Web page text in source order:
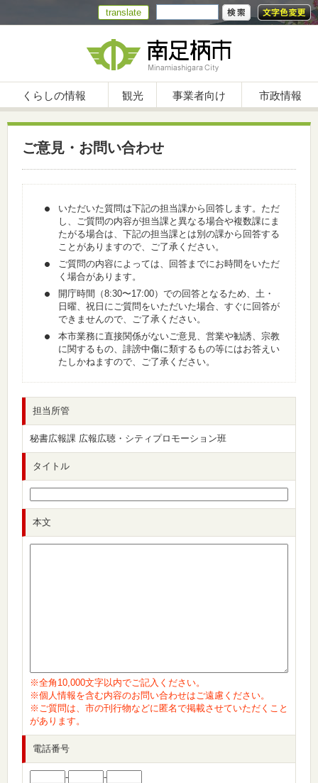
translate
くらしの情報 観光 事業者向け 市政情報
ご意見・お問い合わせ
いただいた質問は下記の担当課から回答します。ただ
し、ご質問の内容が担当課と異なる場合や複数課にま
たがる場合は、下記の担当課とは別の課から回答する
ことがありますので、ご了承ください。
ご質問の内容によっては、回答までにお時間をいただ
く場合があります。
開庁時間（8:30〜17:00）での回答となるため、土・
日曜、祝日にご質問をいただいた場合、すぐに回答が
できませんので、ご了承ください。
本市業務に直接関係がないご意見、営業や勧誘、宗教
に関するもの、誹謗中傷に類するもの等にはお答えい
たしかねますので、ご了承ください。
担当所管
秘書広報課 広報広聴・シティプロモーション班
タイトル
本文
※全角10,000文字以内でご記入ください。
※個人情報を含む内容のお問い合わせはご遠慮ください。
※ご質問は、市の刊行物などに匿名で掲載させていただくこと
があります。
電話番号
-
-